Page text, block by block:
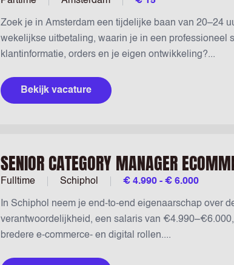
Zoek je in Amsterdam een tijdelijke baan van 20–24
wekelijkse uitbetaling, waarin je in een professioneel
klantinformatie, orders en je eigen ontwikkeling?...
Bekijk vacature
SENIOR CATEGORY MANAGER
Fulltime Schiphol € 4.990 - € 6.000
In Schiphol neem je end-to-end eigenaarschap over
verantwoordelijkheid, een salaris van
bredere e-commerce- en digital rollen....